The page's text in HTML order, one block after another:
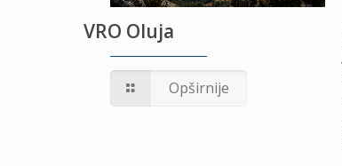
VRO Oluja
Opširnije